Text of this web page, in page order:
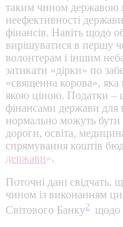
таким чином державою
неефективності
фінансів. Навіть щодо
вирішуватися в першу
волонтерам і іншим
затикати «дірки» по
«священна корова», яка
якою ціною. Податки –
фінансами держави для
нормально можуть бути
дороги, освіта,
спрямування коштів
держави».
Поточні дані свідчать,
чином із виконанням
Світового Банку2 щодо